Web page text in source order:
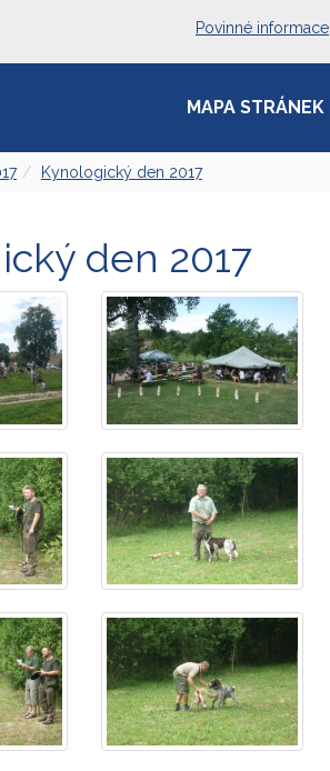
Povinné informace
MAPA STRÁNEK
Kynologický den 2017
den 2017